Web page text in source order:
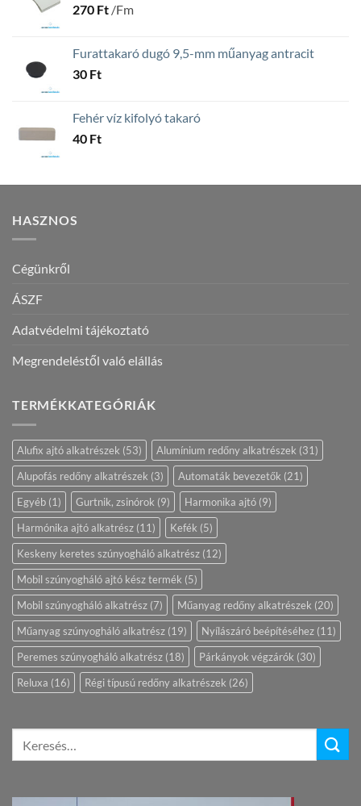
270 Ft /Fm
Furattakaró dugó 9,5-mm műanyag antracit
30 Ft
Fehér víz kifolyó takaró
40 Ft
HASZNOS
Cégünkről
ÁSZF
Adatvédelmi tájékoztató
Megrendeléstől való elállás
TERMÉKKATEGÓRIÁK
Alufix ajtó alkatrészek (53) Alumínium redőny alkatrészek (31)
Alupofás redőny alkatrészek (3) Automaták bevezetők (21)
Egyéb (1) Gurtnik, zsinórok (9) Harmonika ajtó (9)
Harmónika ajtó alkatrész (11) Kefék (5)
Keskeny keretes szúnyogháló alkatrész (12)
Mobil szúnyogháló ajtó kész termék (5)
Mobil szúnyogháló alkatrész (7) Műanyag redőny alkatrészek (20)
Műanyag szúnyogháló alkatrész (19) Nyílászáró beépítéséhez (11)
Peremes szúnyogháló alkatrész (18) Párkányok végzárók (30)
Reluxa (16) Régi típusú redőny alkatrészek (26)